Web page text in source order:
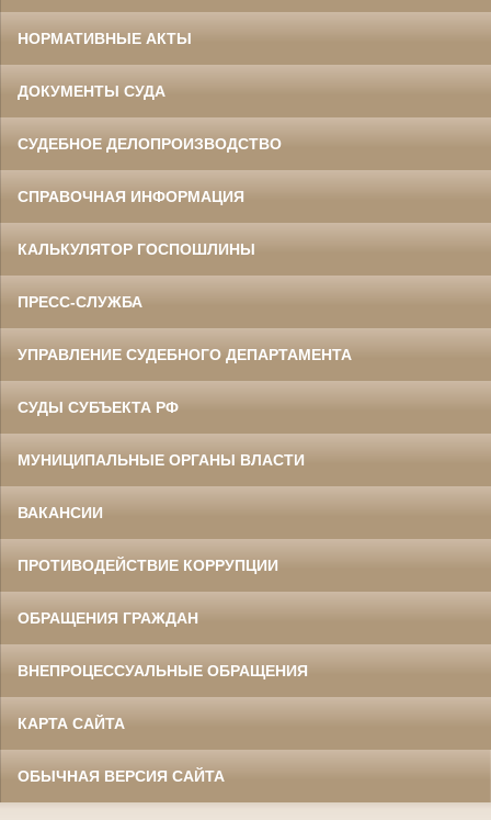
НОРМАТИВНЫЕ АКТЫ
ДОКУМЕНТЫ СУДА
СУДЕБНОЕ ДЕЛОПРОИЗВОДСТВО
СПРАВОЧНАЯ ИНФОРМАЦИЯ
КАЛЬКУЛЯТОР ГОСПОШЛИНЫ
ПРЕСС-СЛУЖБА
УПРАВЛЕНИЕ СУДЕБНОГО ДЕПАРТАМЕНТА
СУДЫ СУБЪЕКТА РФ
МУНИЦИПАЛЬНЫЕ ОРГАНЫ ВЛАСТИ
ВАКАНСИИ
ПРОТИВОДЕЙСТВИЕ КОРРУПЦИИ
ОБРАЩЕНИЯ ГРАЖДАН
ВНЕПРОЦЕССУАЛЬНЫЕ ОБРАЩЕНИЯ
КАРТА САЙТА
ОБЫЧНАЯ ВЕРСИЯ САЙТА